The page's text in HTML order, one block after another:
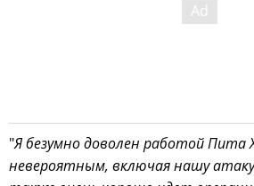
"Я безумно доволен работой Пита
невероятным, включая нашу атаку